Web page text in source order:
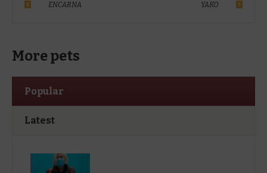
ENCARNA YAKO
More pets
Popular
Latest